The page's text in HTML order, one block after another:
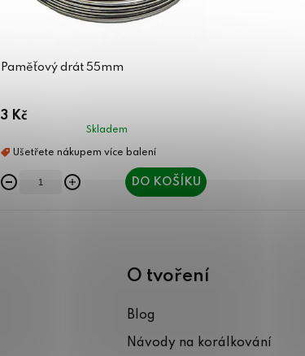
Paměťový drát 55mm
3 Kč
Skladem
DO KOŠÍKU
O tvoření
Blog
Návody na korálkování